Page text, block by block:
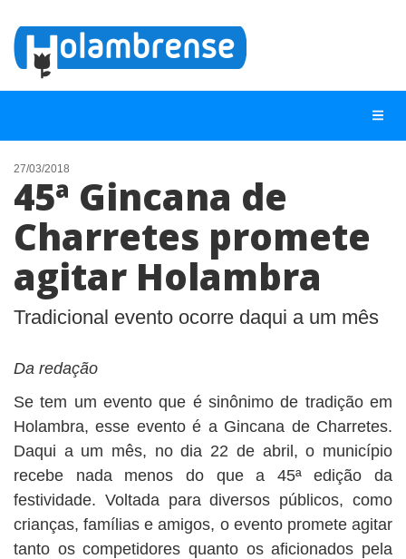
NOTÍCIAS
LISTA DIGITAL
TELEFONES ÚTEIS
CONTATO
27/03/2018
45ª Gincana de
Charretes promete
agitar Holambra
Tradicional evento ocorre daqui a um mês
Da redação
Se tem um evento que é sinônimo de tradição em
Holambra, esse evento é a Gincana de Charretes.
Daqui a um mês, no dia 22 de abril, o município
recebe nada menos do que a 45ª edição da
festividade. Voltada para diversos públicos, como
crianças, famílias e amigos, o evento promete agitar
tanto os competidores quanto os aficionados pela